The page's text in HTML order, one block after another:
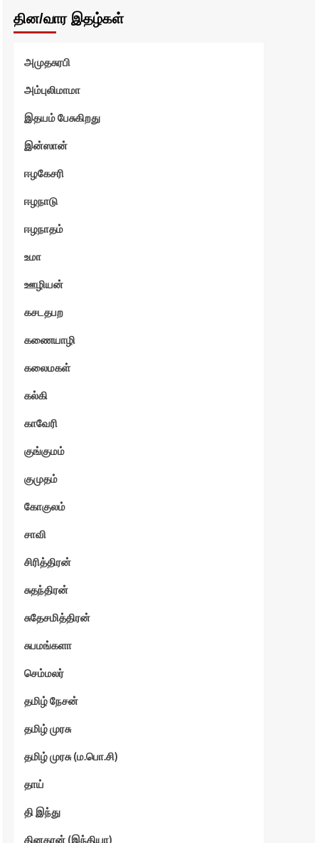
தின/வார இதழ்கள்
அமுதசுரபி
அம்புலிமாமா
இதயம் பேசுகிறது
இன்ஸான்
ஈழகேசரி
ஈழநாடு
ஈழநாதம்
உமா
ஊழியன்
கசடதபற
கணையாழி
கலைமகள்
கல்கி
காவேரி
குங்குமம்
குமுதம்
கோகுலம்
சாவி
சிரித்திரன்
சுதந்திரன்
சுதேசமித்திரன்
சுபமங்களா
செம்மலர்
தமிழ் நேசன்
தமிழ் முரசு
தமிழ் முரசு (ம.பொ.சி)
தாய்
தி இந்து
தினகரன் (இந்தியா)